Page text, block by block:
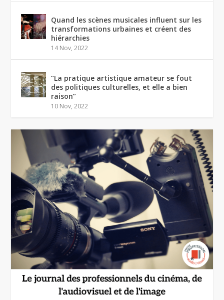
Quand les scènes musicales influent sur les
transformations urbaines et créent des
hiérarchies
14 Nov, 2022
“La pratique artistique amateur se fout
des politiques culturelles, et elle a bien
raison”
10 Nov, 2022